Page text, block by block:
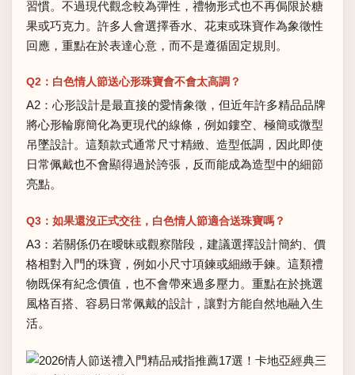
習慣。不過現代觀念較為彈性，禮物形式也不再侷限於糖
果或巧克力。許多人會選擇香水、花束或珠寶作為象徵性
回應，重點在於表達心意，而不是遵循固定規則。
Q2：白色情人節送心形珠寶會不會太高調？
A2：心形設計是最直接的愛情象徵，但近年許多精品品牌
將心形輪廓簡化為更現代的線條，例如鏤空、極簡或微型
吊墜設計。這類款式通常尺寸精緻、造型低調，因此即使
日常佩戴也不會顯得過於誇張，反而能成為造型中的細節
亮點。
Q3：如果還沒正式交往，白色情人節適合送珠寶嗎？
A3：若關係仍在曖昧或觀察階段，建議選擇設計簡約、價
格相對入門的珠寶，例如小尺寸項鍊或細緻手鍊。這類禮
物既保有紀念價值，也不會帶來過多壓力。重點在於挑選
風格百搭、容易日常佩戴的設計，讓對方能自然地融入生
活。